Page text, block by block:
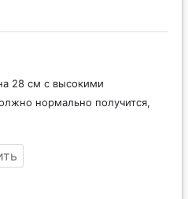
28 см с высокими
нормально получится,